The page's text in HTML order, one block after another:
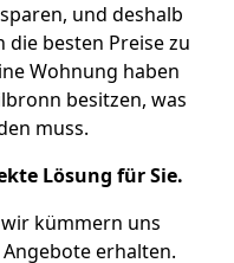
und deshalb
die besten Preise zu
Wohnung haben
besitzen, was
muss.
Lösung für Sie.
wir kümmern uns
erhalten.